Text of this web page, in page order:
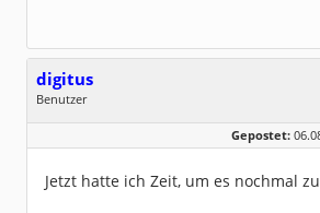
digitus
Benutzer
Geschlecht:
keine Angabe
Dabei seit:
01 / 2011
Gepostet:
Jetzt hatte ich Zeit, um es nochmal